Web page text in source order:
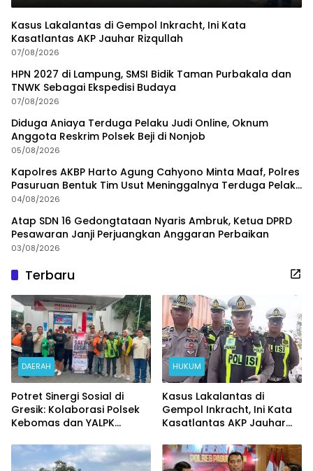
Kasus Lakalantas di Gempol Inkracht, Ini Kata
Kasatlantas AKP Jauhar Rizqullah
07/08/2026
HPN 2027 di Lampung, SMSI Bidik Taman Purbakala dan
TNWK Sebagai Ekspedisi Budaya
07/08/2026
Diduga Aniaya Terduga Pelaku Judi Online, Oknum
Anggota Reskrim Polsek Beji di Nonjob
05/08/2026
Kapolres AKBP Harto Agung Cahyono Minta Maaf, Polres
Pasuruan Bentuk Tim Usut Meninggalnya Terduga Pelaku
Judi Online
04/08/2026
Atap SDN 16 Gedongtataan Nyaris Ambruk, Ketua DPRD
Pesawaran Janji Perjuangkan Anggaran Perbaikan
03/08/2026
Terbaru
DAERAH
Potret Sinergi Sosial di
Gresik: Kolaborasi Polsek
Kebomas dan YALPK
Ojol dan Warga
HUKUM
Kasus Lakalantas di
Gempol Inkracht, Ini Kata
Kasatlantas AKP Jauhar